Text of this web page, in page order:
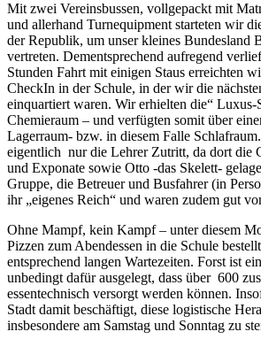
Mit zwei Vereinsbussen, vollgepackt mit
und allerhand Turnequipment starteten wir
der Republik, um unser kleines Bundesland
vertreten. Dementsprechend aufregend
Stunden Fahrt mit einigen Staus erreichten
CheckIn in der Schule, in der wir die
einquartiert waren. Wir erhielten die“ Luxus-
Chemieraum – und verfügten somit über
Lagerraum- bzw. in diesem Falle
eigentlich nur die Lehrer Zutritt, da dort die
und Exponate sowie Otto -das Skelett-
Gruppe, die Betreuer und Busfahrer (in
ihr „eigenes Reich“ und waren zudem gut
Ohne Mampf, kein Kampf – unter diesem
Pizzen zum Abendessen in die Schule
entsprechend langen Wartezeiten. Forst ist
unbedingt dafür ausgelegt, dass über 600
essentechnisch versorgt werden können.
Stadt damit beschäftigt, diese logistische
insbesondere am Samstag und Sonntag zu